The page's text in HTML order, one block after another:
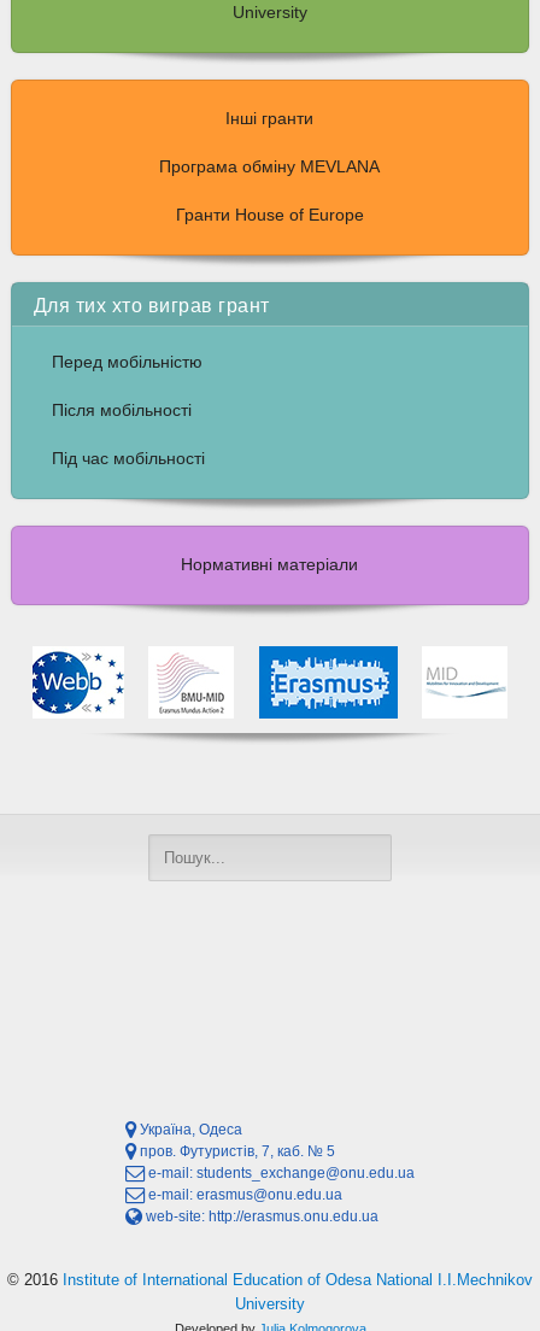
University
Інші гранти
Програма обміну MEVLANA
Гранти House of Europe
Для тих хто виграв грант
Перед мобільністю
Після мобільності
Під час мобільності
Нормативні матеріали
Україна, Одеса
пров. Футуристів, 7, каб. № 5
e-mail: students_exchange@onu.edu.ua
e-mail: erasmus@onu.edu.ua
web-site: http://erasmus.onu.edu.ua
© 2016 Institute of International Education of Odesa National I.I.Mechnikov
University